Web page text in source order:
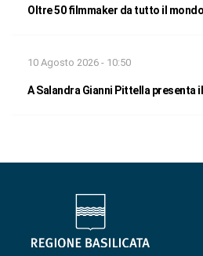
Oltre 50 filmmaker da tutto il
10 Agosto 2026 - 10:50
A Salandra Gianni Pittella presenta